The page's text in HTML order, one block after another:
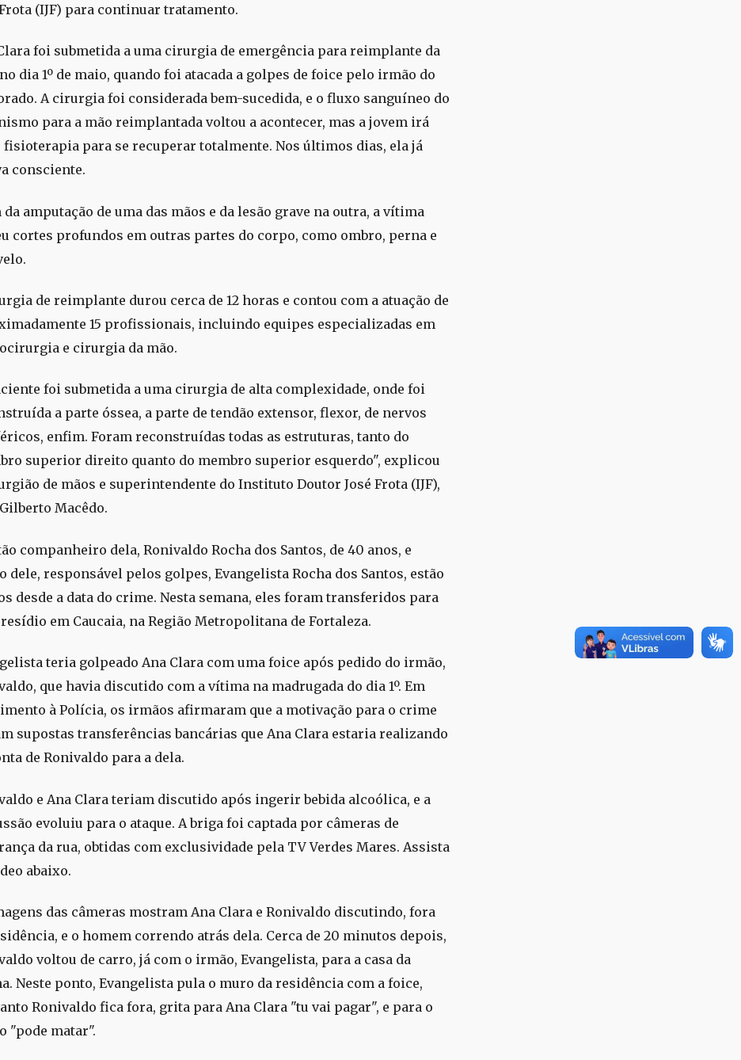
(IJF) para continuar tratamento.
foi submetida a uma cirurgia de emergência para reimplante da
dia 1º de maio, quando foi atacada a golpes de foice pelo irmão do
A cirurgia foi considerada bem-sucedida, e o fluxo sanguíneo do
para a mão reimplantada voltou a acontecer, mas a jovem irá
fisioterapia para se recuperar totalmente. Nos últimos dias, ela já
consciente.
da amputação de uma das mãos e da lesão grave na outra, a vítima
cortes profundos em outras partes do corpo, como ombro, perna e
de reimplante durou cerca de 12 horas e contou com a atuação de
15 profissionais, incluindo equipes especializadas em
e cirurgia da mão.
foi submetida a uma cirurgia de alta complexidade, onde foi
a parte óssea, a parte de tendão extensor, flexor, de nervos
enfim. Foram reconstruídas todas as estruturas, tanto do
superior direito quanto do membro superior esquerdo", explicou
de mãos e superintendente do Instituto Doutor José Frota (IJF),
Macêdo.
companheiro dela, Ronivaldo Rocha dos Santos, de 40 anos, e
dele, responsável pelos golpes, Evangelista Rocha dos Santos, estão
desde a data do crime. Nesta semana, eles foram transferidos para
em Caucaia, na Região Metropolitana de Fortaleza.
teria golpeado Ana Clara com uma foice após pedido do irmão,
que havia discutido com a vítima na madrugada do dia 1º. Em
à Polícia, os irmãos afirmaram que a motivação para o crime
supostas transferências bancárias que Ana Clara estaria realizando
de Ronivaldo para a dela.
e Ana Clara teriam discutido após ingerir bebida alcoólica, e a
evoluiu para o ataque. A briga foi captada por câmeras de
da rua, obtidas com exclusividade pela TV Verdes Mares. Assista
abaixo.
das câmeras mostram Ana Clara e Ronivaldo discutindo, fora
e o homem correndo atrás dela. Cerca de 20 minutos depois,
voltou de carro, já com o irmão, Evangelista, para a casa da
Neste ponto, Evangelista pula o muro da residência com a foice,
Ronivaldo fica fora, grita para Ana Clara "tu vai pagar", e para o
"pode matar".